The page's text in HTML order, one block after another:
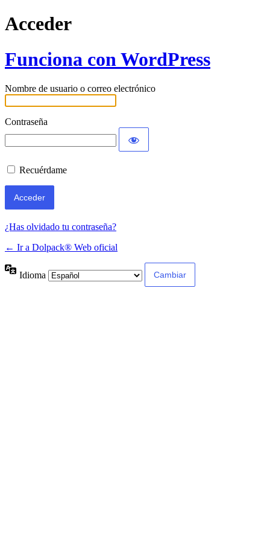
Acceder
Funciona con WordPress
Nombre de usuario o correo electrónico
Contraseña
Recuérdame
¿Has olvidado tu contraseña?
← Ir a Dolpack® Web oficial
Idioma